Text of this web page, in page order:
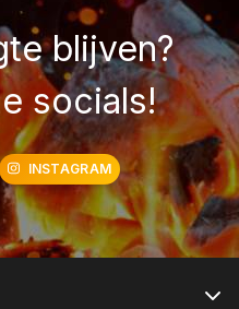
blijven?
socials!
INSTAGRAM